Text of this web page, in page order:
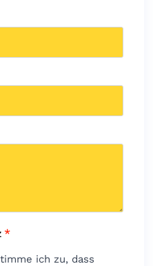
*
ich zu, dass